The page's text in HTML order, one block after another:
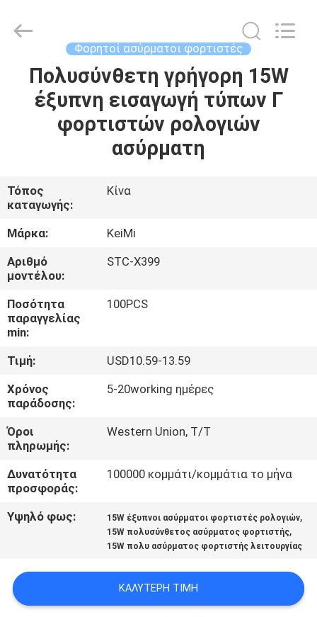
ΣΠΊΤΙ
ΠΡΟΪΌΝΤΑ
ΕΜΕΊΣ
ΓΎΡΟΣ
ΕΡΓΟΣΤΑΣΊΩΝ
ΠΟΙΟΤΙΚΌΣ
ΈΛΕΓΧΟΣ
ΜΑΣ
ΕΛΆΤΕ
ΣΕ
ΕΠΑΦΉ
ΜΕ
ΖΗΤΉΣΤΕ
SITEMAP
Ltd..
Developed
Φορητοί ασύρματοι φορτιστές
Πολυσύνθετη γρήγορη 15W
έξυπνη εισαγωγή τύπων Γ
φορτιστών ρολογιών
ασύρματη
Τόπος
καταγωγής:
Κίνα
Μάρκα:
KeiMi
Αριθμό
μοντέλου:
STC-X399
Ποσότητα
παραγγελίας
min:
100PCS
Τιμή:
USD10.59-13.59
Χρόνος
παράδοσης:
5-20working ημέρες
Όροι
πληρωμής:
Western Union, T/T
Δυνατότητα
προσφοράς:
100000 κομμάτι/κομμάτια το μήνα
Υψηλό φως: 15W έξυπνοι ασύρματοι φορτιστές ρολογιών,
15W πολυσύνθετος ασύρματος φορτιστής,
15W πολυ ασύρματος φορτιστής λειτουργίας
ΚΑΛΎΤΕΡΗ ΤΙΜΉ